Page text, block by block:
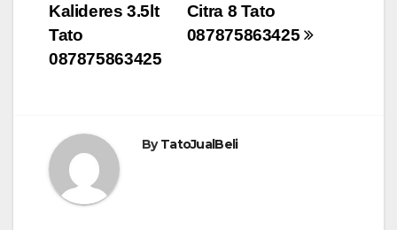
Citra 8 Tato
087875863425
Kalideres 3.5lt
Tato
087875863425
ByTatoJualBeli